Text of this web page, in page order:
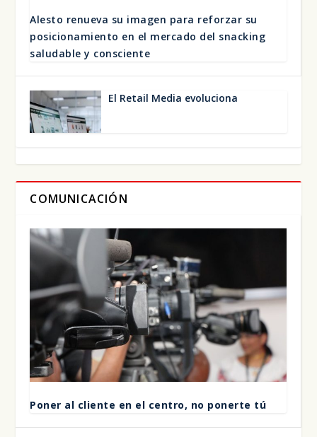
Ales­to renue­va su ima­gen para refor­zar su
posi­cio­na­mien­to en el mer­ca­do del snac­king
salu­da­ble y cons­cien­te
El Retail Media evo­lu­cio­na
COMUNICACIÓN
Poner al clien­te en el cen­tro, no poner­te tú